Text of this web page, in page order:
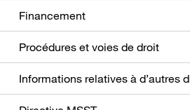
Financement
Procédures et voies de droit